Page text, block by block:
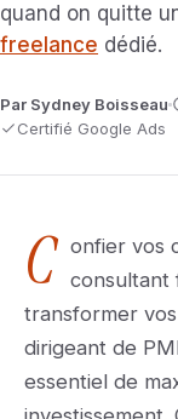
quand on quitte
freelance dédié.
Par Sydney Boisseau
Certifié Google Ads
C onfier vos
consultant
transformer
dirigeant de
essentiel de